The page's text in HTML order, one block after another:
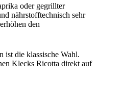
oder gegrillter
nährstofftechnisch sehr
den
ist die klassische Wahl.
Klecks Ricotta direkt auf